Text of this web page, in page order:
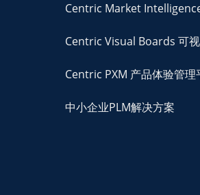
Centric Market
Centric Visual Boards 可
Centric PXM 产品体验管理
中小企业PLM解决方案